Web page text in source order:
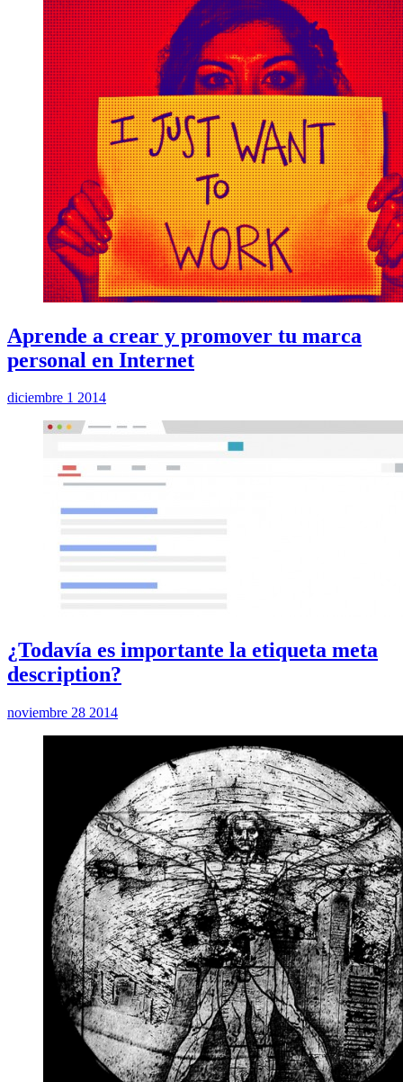
Aprende a crear y promover tu marca
personal en Internet
diciembre 1 2014
¿Todavía es importante la etiqueta meta
description?
noviembre 28 2014